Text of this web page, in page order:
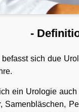
-
sich due
ein Urologie
Samenbläschen,